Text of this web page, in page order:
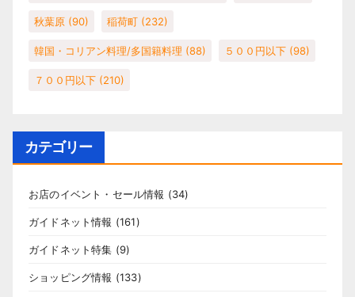
秋葉原 (90) 稲荷町 (232)
韓国・コリアン料理/多国籍料理 (88) ５００円以下 (98)
７００円以下 (210)
カテゴリー
お店のイベント・セール情報 (34)
ガイドネット情報 (161)
ガイドネット特集 (9)
ショッピング情報 (133)